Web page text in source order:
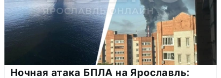
Ночная атака БПЛА на Ярославль: